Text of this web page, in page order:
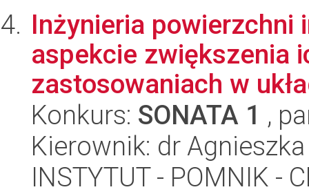
Inżynieria
aspekcie zwiększenia
zastosowaniach w
Konkurs: SONATA 1 ,
Kierownik: dr
INSTYTUT - POMNIK -